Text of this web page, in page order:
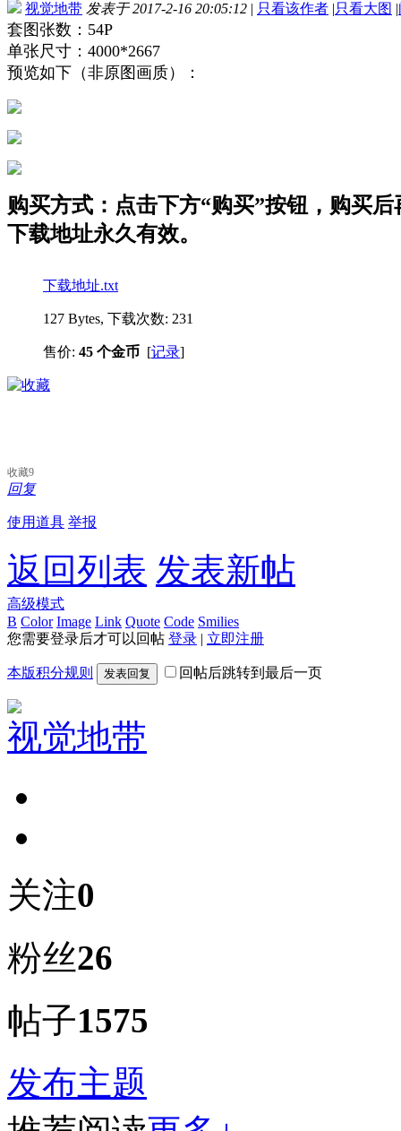
视觉地带 发表于 2017-2-16 20:05:12 | 只看该作者 |只看大图 |
套图张数：54P
单张尺寸：4000*2667
预览如下（非原图画质）：
购买方式：点击下方“购买”按钮，购买
下载地址永久有效。
下载地址.txt
127 Bytes, 下载次数: 231
售价: 45 个金币 [记录]
收藏9
回复
使用道具 举报
返回列表 发表新帖
高级模式
B Color Image Link Quote Code Smilies
您需要登录后才可以回帖 登录 | 立即注册
本版积分规则 发表回复 回帖后跳转到最后一页
视觉地带
关注0
粉丝26
帖子1575
发布主题